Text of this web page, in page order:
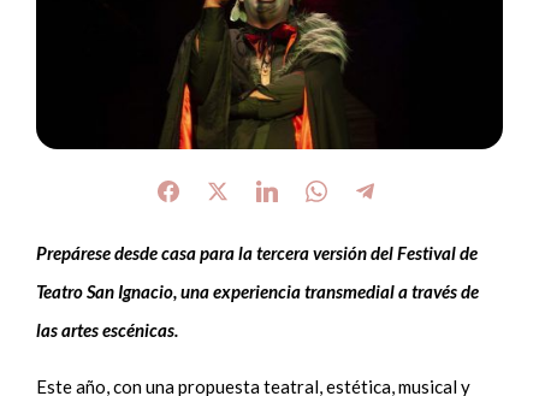
Prepárese desde casa para la tercera versión del Festival de
Teatro San Ignacio, una experiencia transmedial a través de
las artes escénicas.
Este año, con una propuesta teatral, estética, musical y